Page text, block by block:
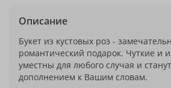
Описание
Букет из кустовых роз -
романтический подарок. Чуткие и
уместны для любого случая и
дополнением к Вашим словам.